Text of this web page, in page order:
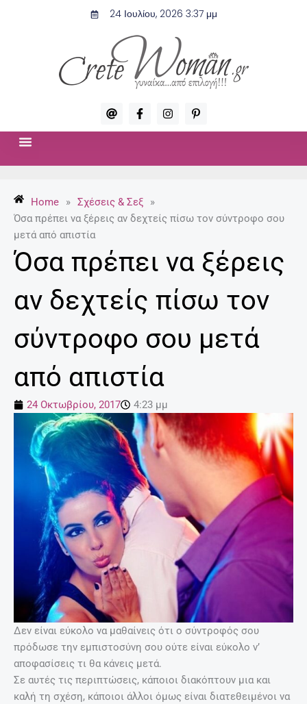
24 Ιουλίου, 2026 3:37 μμ
A
t
F
a
c
-
f
I
n
s
P
i
n
p
Home » Σχέσεις & Σεξ
»
Όσα πρέπει να ξέρεις αν δεχτείς πίσω τον σύντροφο σου
μετά από απιστία
Όσα πρέπει να ξέρεις
αν δεχτείς πίσω τον
σύντροφο σου μετά
από απιστία
24 Οκτωβρίου, 2017 4:23 μμ
Δεν είναι εύκολο να μαθαίνεις ότι ο σύντροφός σου
πρόδωσε την εμπιστοσύνη σου ούτε είναι εύκολο ν’
αποφασίσεις τι θα κάνεις μετά.
Σε αυτές τις περιπτώσεις, κάποιοι διακόπτουν μια και
καλή τη σχέση, κάποιοι άλλοι όμως είναι διατεθειμένοι να